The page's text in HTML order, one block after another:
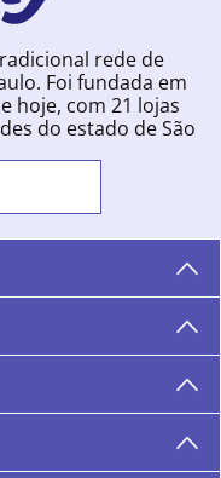
rede de
Foi fundada em
hoje, com 21 lojas
do estado de São
brasileiro.
filosofia de vender
luxo, a Danny
aproximadamente
diários na
que oferecem
e encontros.
nossos valores
branco e o azul anil,
possam continuar
todos vocês!”